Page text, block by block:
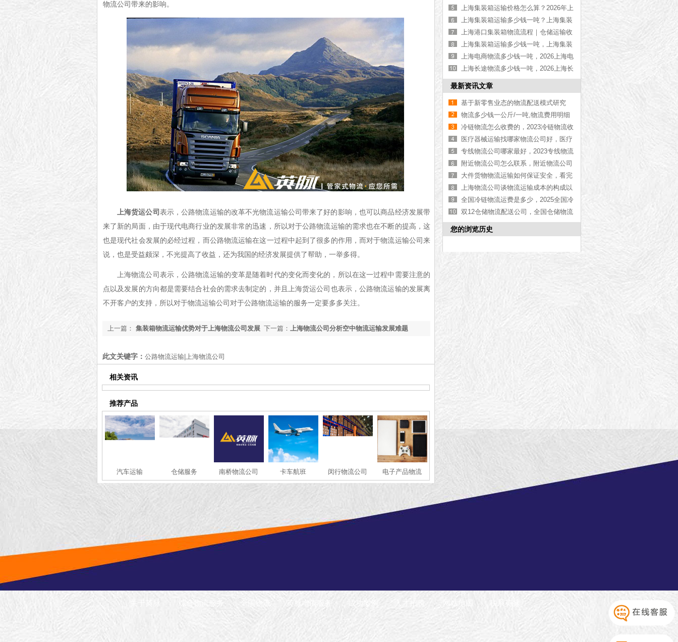
物流公司带来的影响。
上海货运公司 表示，公路物流运输的改革不光物流运输公司带来了好的影响，也可以商品经济发展带
来了新的局面，由于现代电商行业的发展非常的迅速，所以对于公路物流运输的需求也在不断的提高，这
也是现代社会发展的必经过程，而公路物流运输在这一过程中起到了很多的作用，而对于物流运输公司来
说，也是受益颇深，不光提高了收益，还为我国的经济发展提供了帮助，一举多得。
上海物流公司表示，公路物流运输的变革是随着时代的变化而变化的，所以在这一过程中需要注意的
点以及发展的方向都是需要结合社会的需求去制定的，并且上海货运公司也表示，公路物流运输的发展离
不开客户的支持，所以对于物流运输公司对于公路物流运输的服务一定要多多关注。
下一篇： 上海物流公司分析空中物流运输发展难题
上一篇： 集装箱物流运输优势对于上海物流公司发展
此文关键字： 公路物流运输|上海物流公司
相关资讯
推荐产品
汽车运输 仓储服务 南桥物流公司 卡车航班 闵行物流公司 电子产品物流
路运输收费标准【含价格表】
上海集装箱运输价格怎么算？2026年上
海集装箱运输价格指南【最新更新】
上海集装箱运输多少钱一吨？上海集装
箱运输价格（含价格表）
上海港口集装箱物流流程｜仓储运输收
费标准2026｜港口物流【行业百科】
上海集装箱运输多少钱一吨，上海集装
箱运输价格（含价格表）
上海电商物流多少钱一吨，2026上海电
商物流价格【含最新价格】
上海长途物流多少钱一吨，2026上海长
途物流价格【含最新价格】
最新资讯文章
基于新零售业态的物流配送模式研究
物流多少钱一公斤/一吨,物流费用明细
表格「实时价格查询」
冷链物流怎么收费的，2023冷链物流收
费明细【全网更新】
医疗器械运输找哪家物流公司好，医疗
器械运输物流公司【全网推荐】
专线物流公司哪家最好，2023专线物流
公司推荐【最新推荐】
附近物流公司怎么联系，附近物流公司
联系方式[2023更新]
大件货物物流运输如何保证安全，看完
你就知道了[最细更新]
上海物流公司谈物流运输成本的构成以
及计算条件
全国冷链物流运费是多少，2025全国冷
链物流收费标准[全网聚焦]
双12仓储物流配送公司，全国仓储物流
配送【全网推荐】
您的浏览历史
综合物流服务 全国物流 英脉增值服务 成功案例